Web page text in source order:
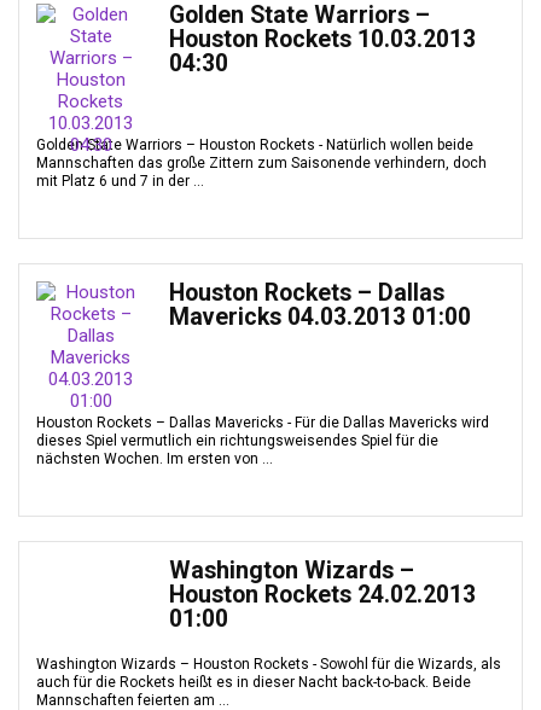
Golden State Warriors –
Houston Rockets 10.03.2013
04:30
Golden State Warriors – Houston Rockets - Natürlich wollen beide
Mannschaften das große Zittern zum Saisonende verhindern, doch
mit Platz 6 und 7 in der ...
Houston Rockets – Dallas
Mavericks 04.03.2013 01:00
Houston Rockets – Dallas Mavericks - Für die Dallas Mavericks wird
dieses Spiel vermutlich ein richtungsweisendes Spiel für die
nächsten Wochen. Im ersten von ...
Washington Wizards –
Houston Rockets 24.02.2013
01:00
Washington Wizards – Houston Rockets - Sowohl für die Wizards, als
auch für die Rockets heißt es in dieser Nacht back-to-back. Beide
Mannschaften feierten am ...